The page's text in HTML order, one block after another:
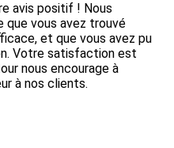
avis positif ! Nous
que vous avez trouvé
et que vous avez pu
Votre satisfaction est
nous encourage à
à nos clients.